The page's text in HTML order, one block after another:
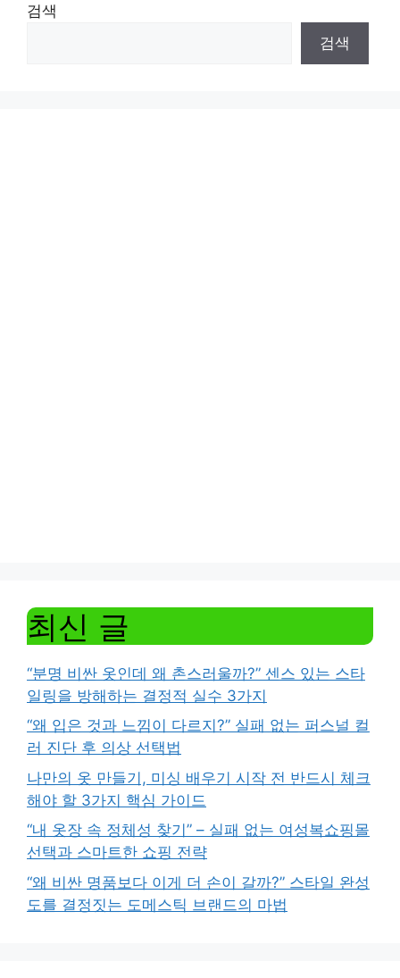
검색
검색
최신 글
“분명 비싼 옷인데 왜 촌스러울까?” 센스 있는 스타
일링을 방해하는 결정적 실수 3가지
“왜 입은 것과 느낌이 다르지?” 실패 없는 퍼스널 컬
러 진단 후 의상 선택법
나만의 옷 만들기, 미싱 배우기 시작 전 반드시 체크
해야 할 3가지 핵심 가이드
“내 옷장 속 정체성 찾기” – 실패 없는 여성복쇼핑몰
선택과 스마트한 쇼핑 전략
“왜 비싼 명품보다 이게 더 손이 갈까?” 스타일 완성
도를 결정짓는 도메스틱 브랜드의 마법